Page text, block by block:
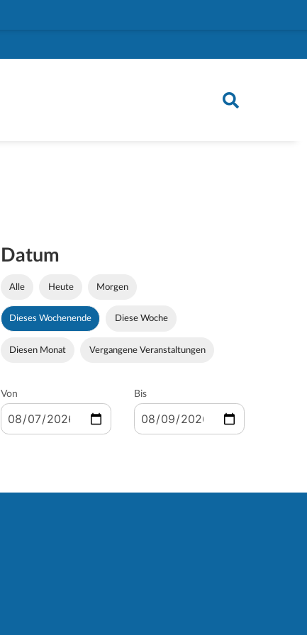
Datum
Alle Heute Morgen
Dieses Wochenende Diese Woche
Diesen Monat Vergangene Veranstaltungen
Von Bis